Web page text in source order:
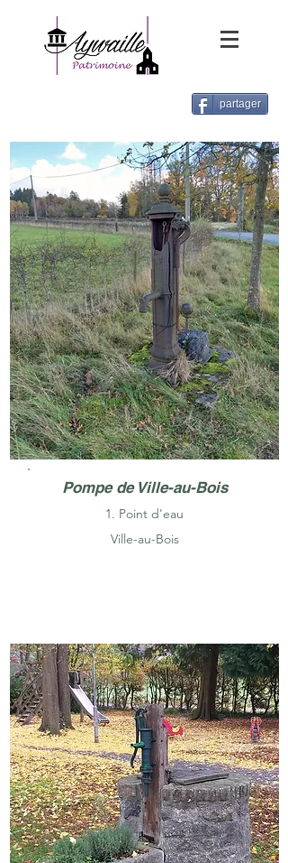
partager
Pompe de Ville-au-Bois
1. Point d'eau
Ville-au-Bois